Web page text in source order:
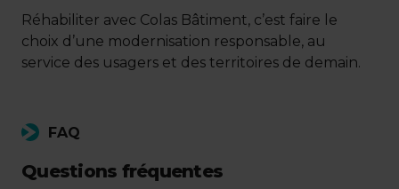
Réhabiliter avec Colas Bâtiment, c’est faire le
choix d’une modernisation responsable, au
service des usagers et des territoires de demain.
FAQ
Questions fréquentes